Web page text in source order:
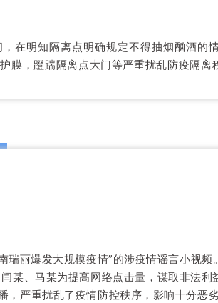
在明知隔离点明确规定不得抽烟酗酒的
，蹬踹隔离点大门等严重扰乱防疫隔离
瑞丽爆发大规模疫情”的涉疫情谣言小视
、马某为提高网络点击量，谋取非法利
严重扰乱了疫情防控秩序，影响十分恶